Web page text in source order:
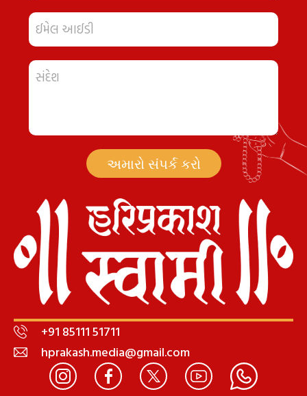
અમારો સંપર્ક કરો
+91 85111 51711
hprakash.media@gmail.com